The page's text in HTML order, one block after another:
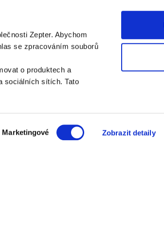
Zepter. Abychom
se zpracováním souborů
o produktech a
sociálních sítích. Tato
Marketingové Zobrazit detaily
na dobírku